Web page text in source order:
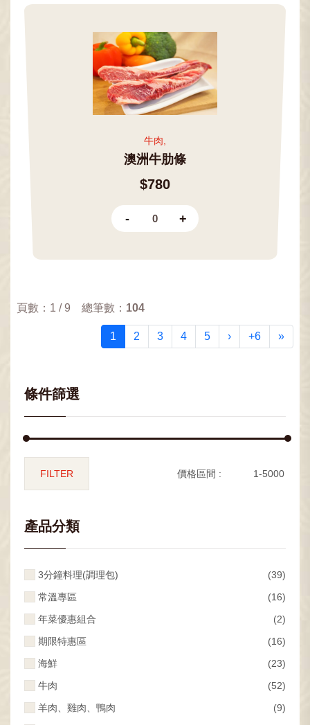
牛肉,
澳洲牛肋條
$780
- +
頁數：1 / 9 總筆數： 104
1 2 3 4 5 › +6 »
條件篩選
價格區間 :
產品分類
3分鐘料理(調理包)
(39)
常溫專區
(16)
年菜優惠組合
(2)
期限特惠區
(16)
海鮮
(23)
牛肉
(52)
羊肉、雞肉、鴨肉
(9)